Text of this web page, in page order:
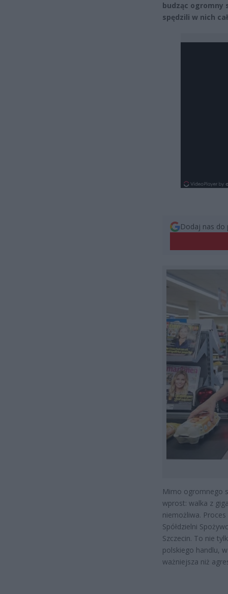
budząc
spędzili w nich
Dodaj nas do
Mimo ogromnego
wprost: walka z
niemożliwa.
Spółdzielni
Szczecin. To nie
polskiego handlu,
ważniejsza niż